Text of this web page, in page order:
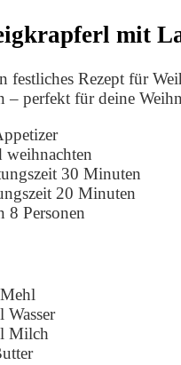
mit
festliches Rezept für
– perfekt für deine
weihnachten
30 Minuten
20 Minuten
8 Personen
Mehl
Wasser
Milch